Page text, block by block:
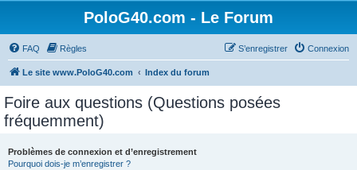
PoloG40.com - Le Forum
FAQ Règles Connexion
S’enregistrer
Le site www.PoloG40.com Index du forum
Foire aux questions (Questions posées
fréquemment)
Problèmes de connexion et d’enregistrement
Pourquoi dois-je m’enregistrer ?